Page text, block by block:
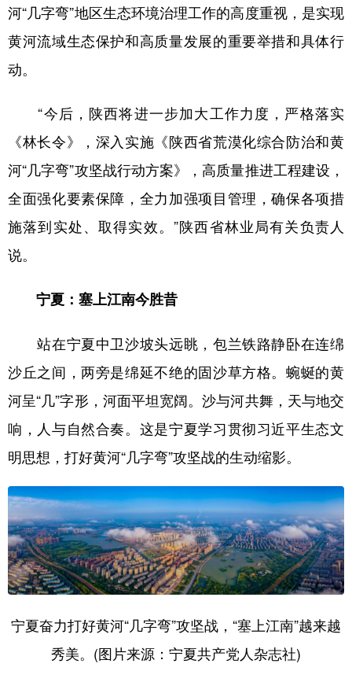
河“几字弯”地区生态环境治理工作的高度重视，是实现
黄河流域生态保护和高质量发展的重要举措和具体行
动。
“今后，陕西将进一步加大工作力度，严格落实
《林长令》，深入实施《陕西省荒漠化综合防治和黄
河“几字弯”攻坚战行动方案》，高质量推进工程建设，
全面强化要素保障，全力加强项目管理，确保各项措
施落到实处、取得实效。”陕西省林业局有关负责人
说。
宁夏：塞上江南今胜昔
站在宁夏中卫沙坡头远眺，包兰铁路静卧在连绵
沙丘之间，两旁是绵延不绝的固沙草方格。蜿蜒的黄
河呈“几”字形，河面平坦宽阔。沙与河共舞，天与地交
响，人与自然合奏。这是宁夏学习贯彻习近平生态文
明思想，打好黄河“几字弯”攻坚战的生动缩影。
宁夏奋力打好黄河“几字弯”攻坚战，“塞上江南”越来越
秀美。(图片来源：宁夏共产党人杂志社)